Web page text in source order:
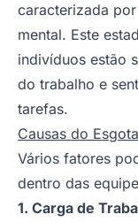
caracterizada
mental. Este
indivíduos estão
do trabalho e
tarefas.
Causas do
Vários fatores
dentro das
1. Carga de